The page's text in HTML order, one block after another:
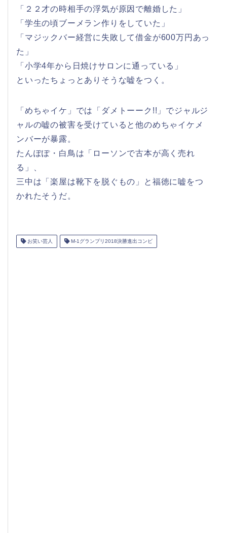
「２２才の時相手の浮気が原因で離婚した」
「学生の頃ブーメラン作りをしていた」
「マジックバー経営に失敗して借金が600万円あっ
た」
「小学4年から日焼けサロンに通っている」
といったちょっとありそうな嘘をつく。
「めちゃイケ」では「ダメトーーク!!」でジャルジ
ャルの嘘の被害を受けていると他のめちゃイケメ
ンバーが暴露。
たんぽぽ・白鳥は「ローソンで古本が高く売れ
る」、
三中は「楽屋は靴下を脱ぐもの」と福徳に嘘をつ
かれたそうだ。
お笑い芸人 M-1グランプリ2018決勝進出コンビ